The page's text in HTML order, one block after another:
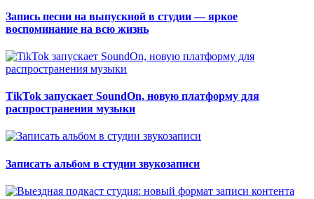
Запись песни на выпускной в студии — яркое
воспоминание на всю жизнь
TikTok запускает SoundOn, новую платформу для
распространения музыки
Записать альбом в студии звукозаписи